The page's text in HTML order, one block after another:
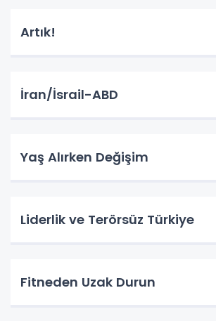
Artık!
İran/İsrail-ABD
Yaş Alırken Değişim
Liderlik ve Terörsüz Türkiye
Fitneden Uzak Durun